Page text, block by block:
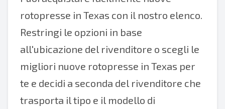
rotopresse in Texas con il nostro elenco.
Restringi le opzioni in base
all'ubicazione del rivenditore o scegli le
migliori nuove rotopresse in Texas per
te e decidi a seconda del rivenditore che
trasporta il tipo e il modello di